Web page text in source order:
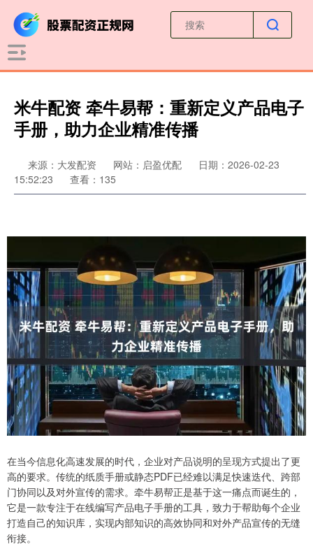
米牛配资 牵牛易帮：重新定义产品电子
手册，助力企业精准传播
来源：大发配资 网站：启盈优配
日期：2026-02-23
15:52:23
查看：135
在当今信息化高速发展的时代，企业对产品说明的呈现方式提出了更
高的要求。传统的纸质手册或静态PDF已经难以满足快速迭代、跨部
门协同以及对外宣传的需求。牵牛易帮正是基于这一痛点而诞生的，
它是一款专注于在线编写产品电子手册的工具，致力于帮助每个企业
打造自己的知识库，实现内部知识的高效协同和对外产品宣传的无缝
衔接。